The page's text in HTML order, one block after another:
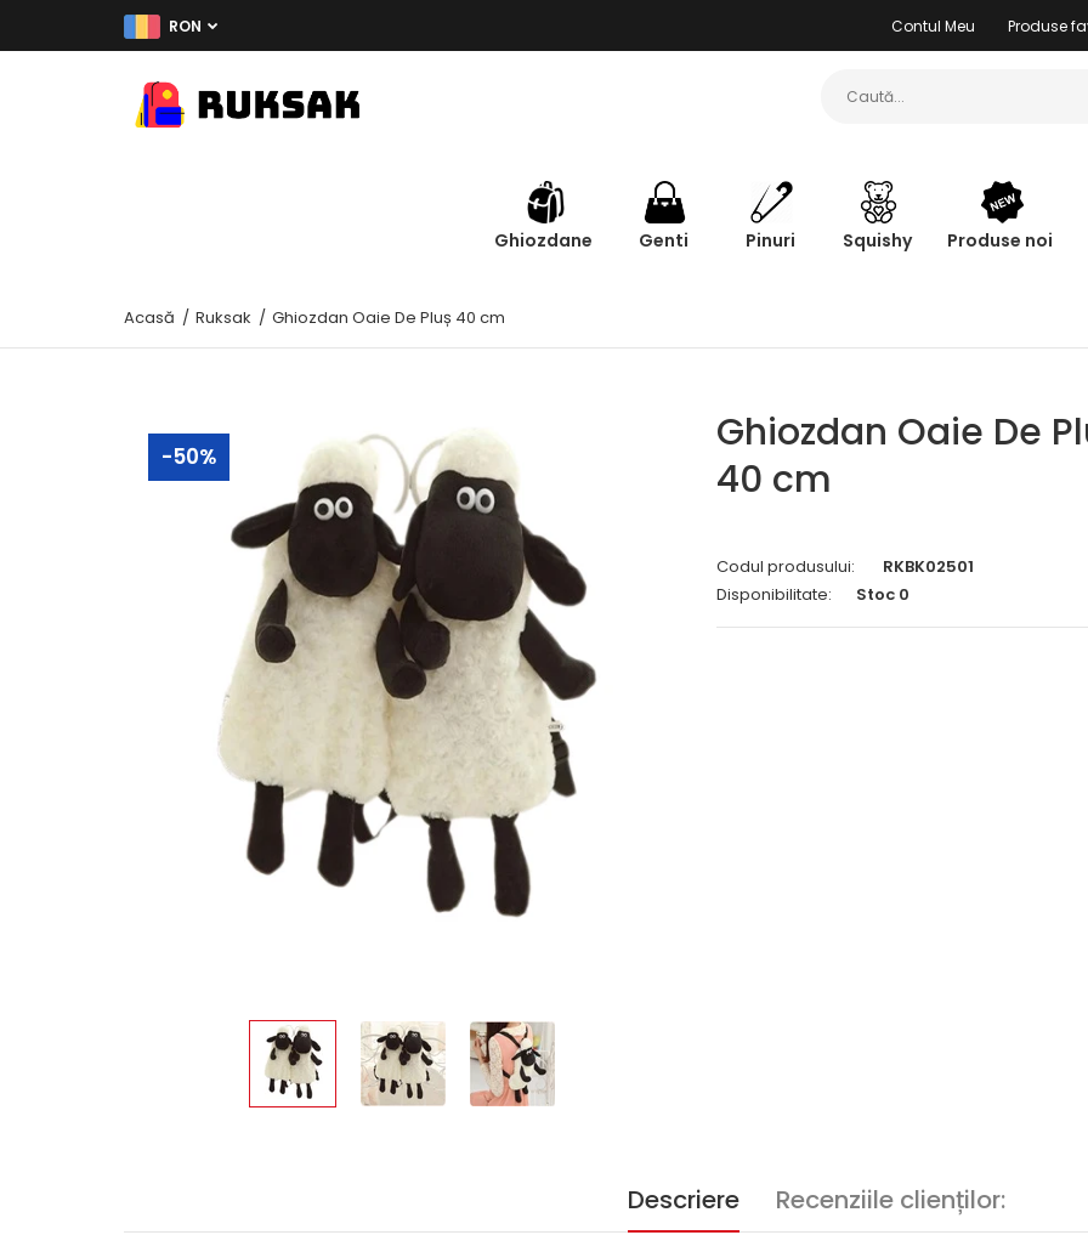
Contul Meu Produse
RON
Ghiozdane Genti Pinuri Squishy Produse noi
Acasă Ruksak Ghiozdan Oaie De Pluș 40 cm
-50%
Ghiozdan Oaie De
40 cm
Codul produsului:
RKBK02501
Disponibilitate:
Stoc 0
Descriere Recenziile clienților: